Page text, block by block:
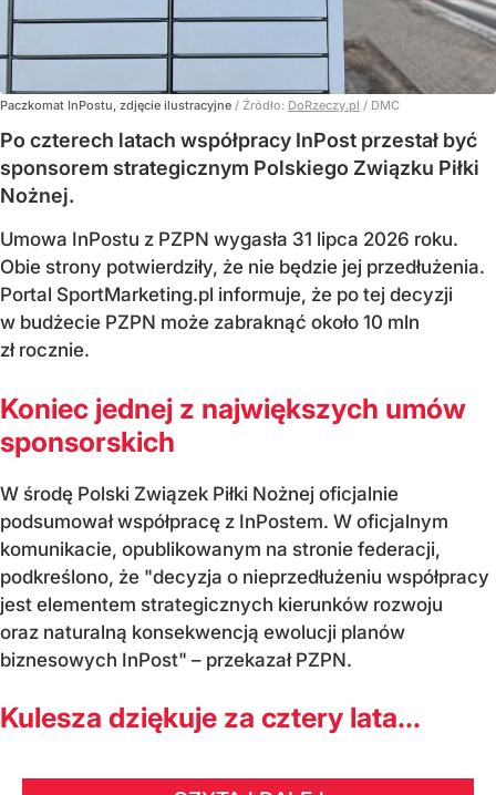
Paczkomat InPostu, zdjęcie ilustracyjne / Źródło: DoRzeczy.pl / DMC
Po czterech latach współpracy InPost przestał być
sponsorem strategicznym Polskiego Związku Piłki
Nożnej.
Umowa InPostu z PZPN wygasła 31 lipca 2026 roku.
Obie strony potwierdziły, że nie będzie jej przedłużenia.
Portal SportMarketing.pl informuje, że po tej decyzji
w budżecie PZPN może zabraknąć około 10 mln
zł rocznie.
Koniec jednej z największych umów
sponsorskich
W środę Polski Związek Piłki Nożnej oficjalnie
podsumował współpracę z InPostem. W oficjalnym
komunikacie, opublikowanym na stronie federacji,
podkreślono, że "decyzja o nieprzedłużeniu współpracy
jest elementem strategicznych kierunków rozwoju
oraz naturalną konsekwencją ewolucji planów
biznesowych InPost" – przekazał PZPN.
Kulesza dziękuje za cztery lata...